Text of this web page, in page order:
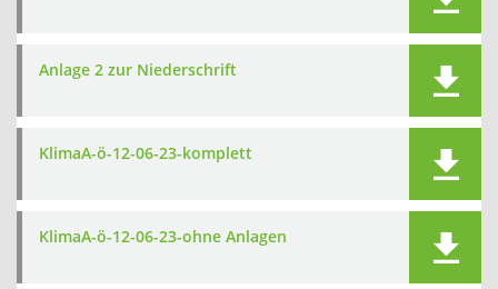
Anlage 2 zur Niederschrift
KlimaA-ö-12-06-23-komplett
KlimaA-ö-12-06-23-ohne Anlagen